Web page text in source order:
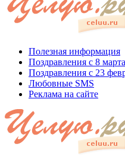
Полезная информация
Поздравления с 8 марта
Поздравления с 23
Любовные SMS
Реклама на сайте